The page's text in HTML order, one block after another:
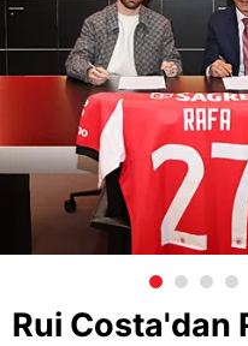
Rui Costa'dan